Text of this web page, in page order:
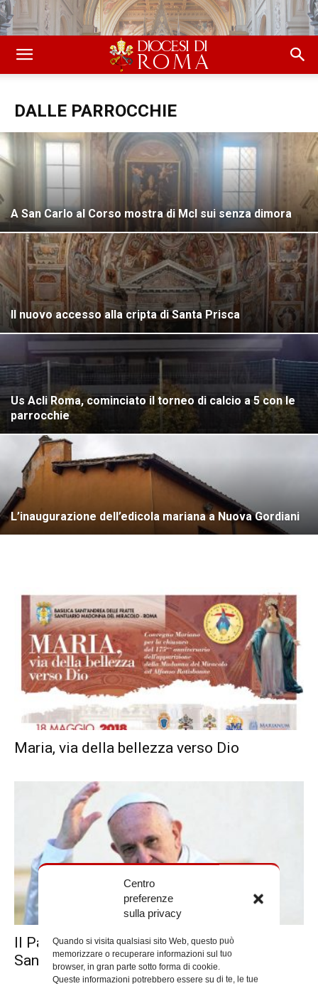
Centro
preferenze
sulla privacy
Quando si visita qualsiasi sito Web, questo può
memorizzare o recuperare informazioni sul tuo
browser, in gran parte sotto forma di cookie.
Queste informazioni potrebbero essere su di te, le tue
DALLE PARROCCHIE
A San Carlo al Corso mostra di Mcl sui senza dimora
Il nuovo accesso alla cripta di Santa Prisca
Us Acli Roma, cominciato il torneo di calcio a 5 con le
parrocchie
L’inaugurazione dell’edicola mariana a Nuova Gordiani
Maria, via della bellezza verso Dio
Il Papa in visita alla parrocchia del
Santissimo Sacramento